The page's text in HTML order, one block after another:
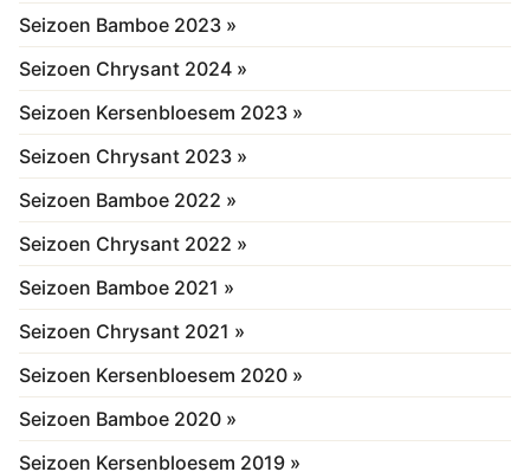
Seizoen Bamboe 2023 »
Seizoen Chrysant 2024 »
Seizoen Kersenbloesem 2023 »
Seizoen Chrysant 2023 »
Seizoen Bamboe 2022 »
Seizoen Chrysant 2022 »
Seizoen Bamboe 2021 »
Seizoen Chrysant 2021 »
Seizoen Kersenbloesem 2020 »
Seizoen Bamboe 2020 »
Seizoen Kersenbloesem 2019 »